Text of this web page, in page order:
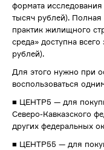
формата
тысяч рублей).
практик жилищного
среда» доступна
рублей).
Для этого нужно при
воспользоваться
■ ЦЕНТР5 — для
Северо-Кавказского
других федеральных
■ ЦЕНТР55 — для